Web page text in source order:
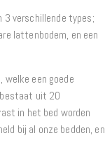
verschillende types;
lattenbodem, en een
welke een goede
uit 20
in het bed worden
bij al onze bedden, en